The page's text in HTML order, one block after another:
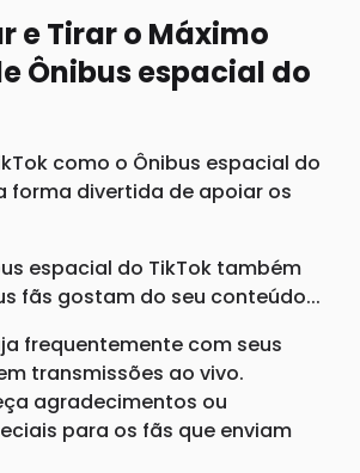
e Tirar o Máximo
Ônibus espacial do
como o Ônibus espacial do
forma divertida de apoiar os
espacial do TikTok também
fãs gostam do seu conteúdo...
frequentemente com seus
transmissões ao vivo.
agradecimentos ou
para os fãs que enviam